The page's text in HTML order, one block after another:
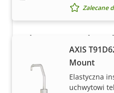
Zalecane
AXIS
Mount
Elastyczna
uchwytowi
Chcesz
Chcesz zostać
kontaktowe
i